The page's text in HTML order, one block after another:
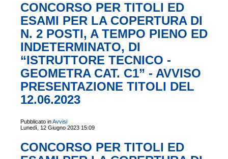
CONCORSO PER TITOLI ED
ESAMI PER LA COPERTURA DI
N. 2 POSTI, A TEMPO PIENO ED
INDETERMINATO, DI
“ISTRUTTORE TECNICO -
GEOMETRA CAT. C1” - AVVISO
PRESENTAZIONE TITOLI DEL
12.06.2023
Pubblicato inAvvisi
Lunedì, 12 Giugno 2023 15:09
CONCORSO PER TITOLI ED